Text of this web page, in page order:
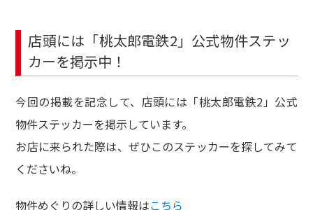
店頭には「桃太郎電鉄2」公式物件ステッ
カーを掲示中！
今回の掲載を記念して、店頭には「桃太郎電鉄2」公式
物件ステッカーを掲示しています。
お店に来られた際は、ぜひこのステッカーを探してみて
くださいね。
物件めぐりの詳しい情報はこちら